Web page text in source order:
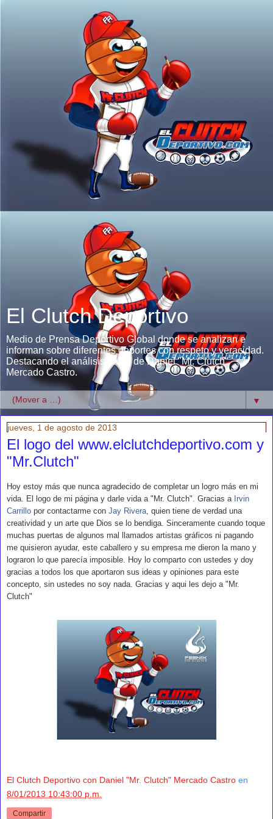
El Clutch Deportivo
Medio de Prensa Deportivo Global donde se analizan e
informan sobre diferentes deportes con respeto y veracidad.
Destacando el análisis único de Daniel "Mr. Clutch"
Mercado Castro.
▼
jueves, 1 de agosto de 2013
El logo del www.elclutchdeportivo.com y
"Mr.Clutch"
Hoy estoy más que nunca agradecido de completar un logro más en mi
vida. El logo de mi página y darle vida a "Mr. Clutch". Gracias a Irvin
Carrillo por contactarme con Jay Rivera , quien tiene de verdad una
creatividad y un arte que Dios se lo bendiga. Sinceramente cuando toque
muchas puertas de algunos mal llamados artistas gráficos ni pagando
me quisieron ayudar, este caballero y su empresa me dieron la mano y
lograron lo que parecía imposible. Hoy lo comparto con ustedes y doy
gracias a todos los que aportaron sus ideas y opiniones para este
concepto, sin ustedes no soy nada. Gracias y aqui les dejo a "Mr.
Clutch"
El Clutch Deportivo con Daniel "Mr. Clutch" Mercado Castro en
8/01/2013 10:43:00 p.m.
Compartir